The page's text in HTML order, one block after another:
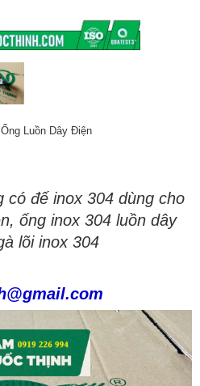
Luồn Dây Điện
có đế inox 304 dùng cho
ống inox 304 luồn dây
lõi inox 304